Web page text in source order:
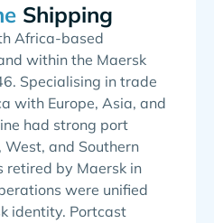
Shipping
Africa-based
within the Maersk
Specialising in trade
with Europe, Asia, and
had strong port
West, and Southern
retired by Maersk in
were unified
identity. Portcast